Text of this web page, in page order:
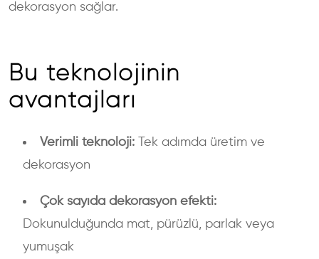
dekorasyon sağlar.
Bu teknolojinin
avantajları
Verimli teknoloji: Tek adımda üretim ve
dekorasyon
Çok sayıda dekorasyon efekti:
Dokunulduğunda mat, pürüzlü, parlak veya
yumuşak